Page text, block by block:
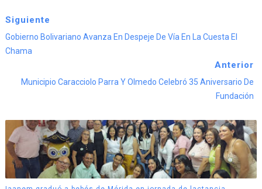
Siguiente
Gobierno Bolivariano Avanza En Despeje De Vía En La Cuesta El
Chama
Anterior
Municipio Caracciolo Parra Y Olmedo Celebró 35 Aniversario De
Fundación